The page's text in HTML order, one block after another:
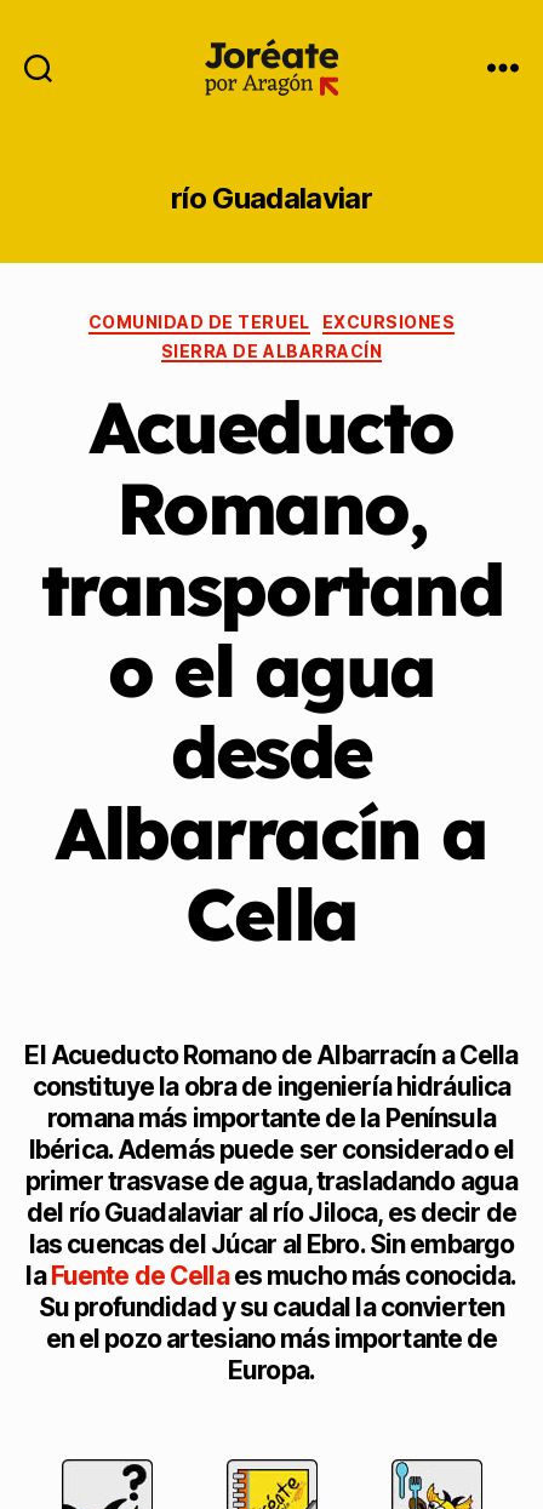
río Guadalaviar
COMUNIDAD DE TERUEL
EXCURSIONES
SIERRA DE ALBARRACÍN
Acueducto
Romano,
transportand
o el agua
desde
Albarracín a
Cella
El Acueducto Romano de Albarracín a Cella
constituye la obra de ingeniería hidráulica
romana más importante de la Península
Ibérica. Además puede ser considerado el
primer trasvase de agua, trasladando agua
del río Guadalaviar al río Jiloca, es decir de
las cuencas del Júcar al Ebro. Sin embargo
laFuente de Cellaes mucho más conocida.
Su profundidad y su caudal la convierten
en el pozo artesiano más importante de
Europa.